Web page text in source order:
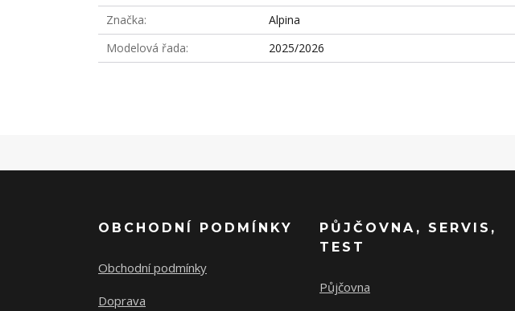
Značka
Alpina
Modelová řada
2025/2026
OBCHODNÍ PODMÍNKY
Obchodní podmínky
Doprava
PŮJČOVNA, SERVIS,
TEST
Půjčovna